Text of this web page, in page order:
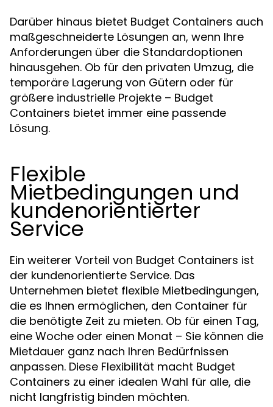
Darüber hinaus bietet Budget Containers auch
maßgeschneiderte Lösungen an, wenn Ihre
Anforderungen über die Standardoptionen
hinausgehen. Ob für den privaten Umzug, die
temporäre Lagerung von Gütern oder für
größere industrielle Projekte – Budget
Containers bietet immer eine passende
Lösung.
Flexible
Mietbedingungen und
kundenorientierter
Service
Ein weiterer Vorteil von Budget Containers ist
der kundenorientierte Service. Das
Unternehmen bietet flexible Mietbedingungen,
die es Ihnen ermöglichen, den Container für
die benötigte Zeit zu mieten. Ob für einen Tag,
eine Woche oder einen Monat – Sie können die
Mietdauer ganz nach Ihren Bedürfnissen
anpassen. Diese Flexibilität macht Budget
Containers zu einer idealen Wahl für alle, die
nicht langfristig binden möchten.